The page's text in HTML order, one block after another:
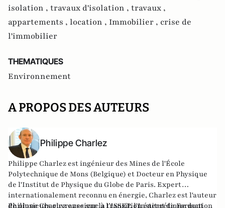
isolation , travaux d'isolation , travaux ,
appartements , location , Immobilier , crise de
l'immobilier
THEMATIQUES
Environnement
A PROPOS DES AUTEURS
Philippe Charlez
Philippe Charlez est ingénieur des Mines de l'École
Polytechnique de Mons (Belgique) et Docteur en Physique
de l'Institut de Physique du Globe de Paris. Expert
internationalement reconnu en énergie, Charlez est l'auteur
de plusieurs ouvrages sur la transition énergétique dont
Philippe Charlez enseigne à l’ISSEP, l'Institut de Formation